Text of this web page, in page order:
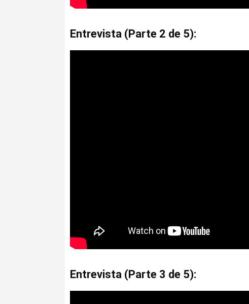
Entrevista (Parte 2 de 5):
Entrevista (Parte 3 de 5):